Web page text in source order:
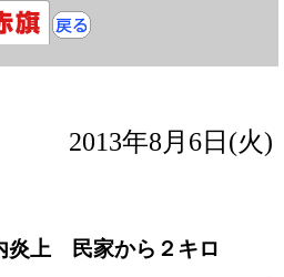
2013年8月6日(火)
炎上 民家から２キロ